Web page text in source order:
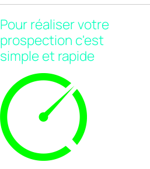
Pour réaliser votre
prospection c'est
simple et rapide